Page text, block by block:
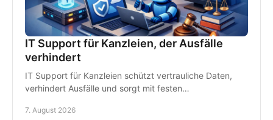
IT Support für Kanzleien, der Ausfälle
verhindert
IT Support für Kanzleien schützt vertrauliche Daten,
verhindert Ausfälle und sorgt mit festen
Kanzleialltag.
7. August 2026